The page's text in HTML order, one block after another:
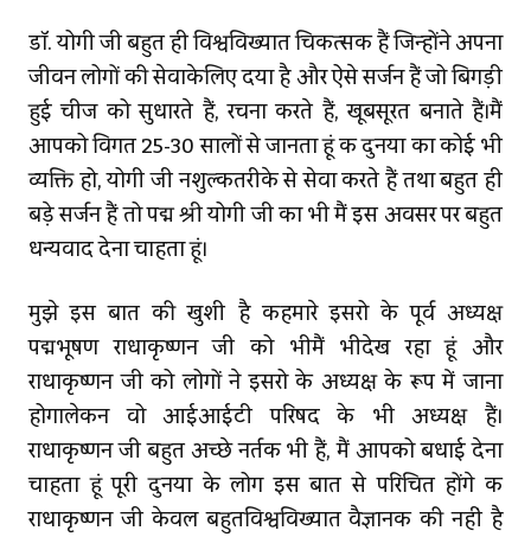
डॉ. योगी जी बहुत ही विश्वविख्यात चिकित्सक हैं जिन्होंने अपना
जीवन लोगों की सेवाकेलिए दिया है और ऐसे सर्जन हैं जो बिगड़ी
हुई चीज को सुधारते हैं, रचना करते हैं, खूबसूरत बनाते हैं।मैं
आपको विगत 25-30 सालों से जानता हूं कि दुनिया का कोई भी
व्यक्ति हो, योगी जी निशुल्‍कतरीके से सेवा करते हैं तथा बहुत ही
बड़े सर्जन हैं तो पद्म श्री योगी जी का भी मैं इस अवसर पर बहुत
धन्यवाद देना चाहता हूं।
मुझे इस बात की खुशी है किहमारे इसरो के पूर्व अध्यक्ष
पद्मभूषण राधाकृष्णन जी को भीमैं भीदेख रहा हूं और
राधाकृष्णन जी को लोगों ने इसरो के अध्यक्ष के रूप में जाना
होगालेकिन वो आईआईटी परिषद के भी अध्यक्ष हैं।
राधाकृष्णन जी बहुत अच्छे नर्तक भी हैं, मैं आपको बधाई देना
चाहता हूं पूरी दुनिया के लोग इस बात से परिचित होंगे कि
राधाकृष्णन जी केवल बहुतविश्वविख्यात वैज्ञानिक की नहीं है